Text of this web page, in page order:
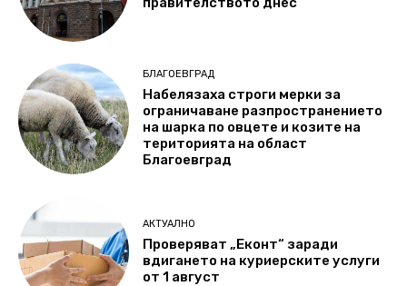
БЛАГОЕВГРАД
Набелязаха строги мерки за
ограничаване разпространението
на шарка по овцете и козите на
територията на област
Благоевград
АКТУАЛНО
Проверяват „Еконт“ заради
вдигането на куриерските услуги
от 1 август